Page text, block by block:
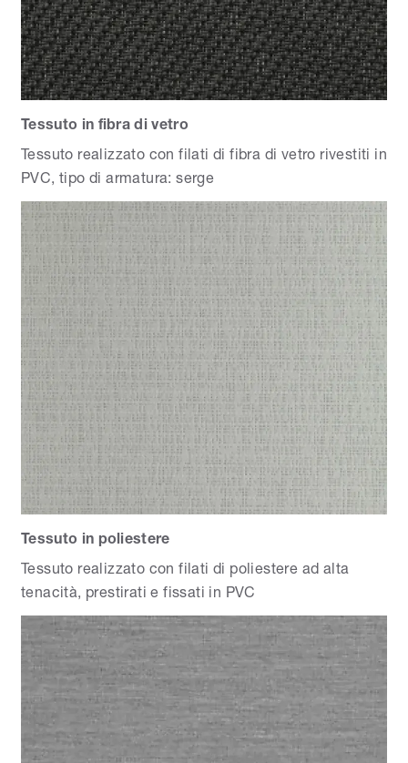
Tessuto in fibra di vetro
Tessuto realizzato con filati di fibra di vetro rivestiti in
PVC, tipo di armatura: serge
Tessuto in poliestere
Tessuto realizzato con filati di poliestere ad alta
tenacità, prestirati e fissati in PVC